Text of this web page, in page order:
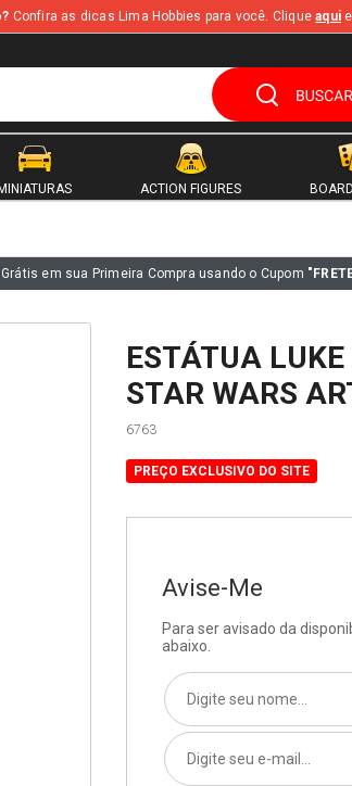
Confira as dicas Lima Hobbies para você. Cliqueaqui
ACTION FIGURES
em sua Primeira Compra usando o Cupom
ESTÁTUA
STAR WARS
6763
PREÇO EXCLUSIVO DO SITE
Avise-Me
Para ser avisado da
abaixo.